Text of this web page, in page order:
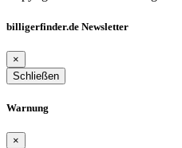
billigerfinder.de Newsletter
×
Schließen
Warnung
×